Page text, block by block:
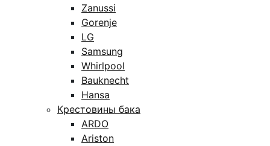
Zanussi
Gorenje
LG
Samsung
Whirlpool
Bauknecht
Hansa
Крестовины бака
ARDO
Ariston